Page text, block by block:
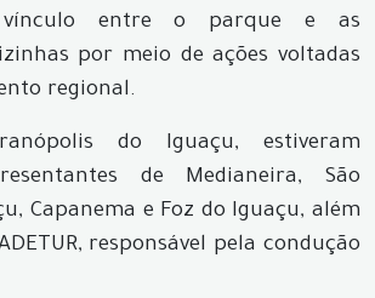
entre o parque e as
por meio de ações voltadas
regional.
do Iguaçu, estiveram
de Medianeira, São
Capanema e Foz do Iguaçu, além
responsável pela condução